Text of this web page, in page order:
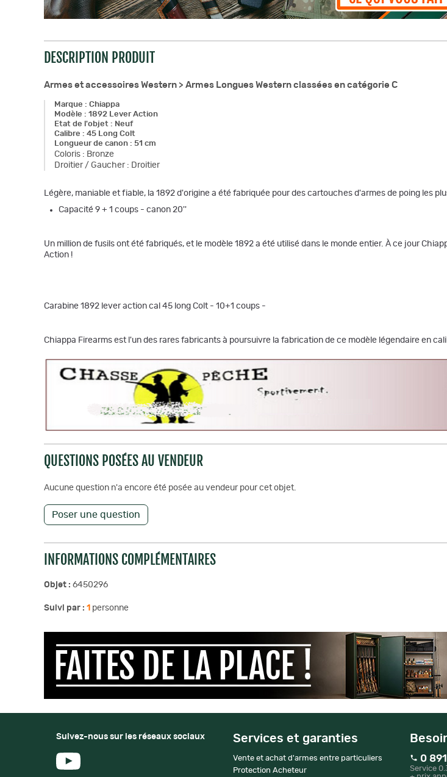
DESCRIPTION PRODUIT
Armes et accessoires Western > Armes Longues Western classées en catégorie C
Marque : Chiappa
Modèle : 1892 Lever Action
Etat de l'objet : Neuf
Calibre : 45 Long Colt
Longueur de canon : 51 cm
Coloris : Bronze
Droitier / Gaucher : Droitier
Légère, maniable et fiable, la 1892 d'origine a été fabriquée pour des cartouches d'armes de poing les
Capacité 9 + 1 coups - canon 20''
Un million de fusils ont été fabriqués, et le modèle 1892 a été utilisé dans le monde entier. À ce jour
Action !
Carabine 1892 lever action cal 45 long Colt - 10+1 coups -
Chiappa Firearms est l'un des rares fabricants à poursuivre la fabrication de ce modèle légendaire en
QUESTIONS POSÉES AU VENDEUR
Aucune question n'a encore été posée au vendeur pour cet objet.
Poser une question
INFORMATIONS COMPLÉMENTAIRES
Objet : 6450296
Suivi par : 1 personne
Suivez-nous sur les réseaux sociaux Services et garanties
Vente et achat d'armes entre particuliers
Protection Acheteur
0
Service